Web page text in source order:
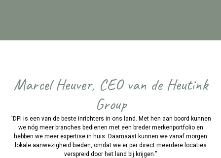
Marcel Heuver, CEO van de Heutink
Group
“DPI is een van de beste inrichters in ons land. Met hen aan boord kunnen
we nóg meer branches bedienen met een breder merkenportfolio en
hebben we meer expertise in huis. Daarnaast kunnen we vanaf morgen
lokale aanwezigheid bieden, omdat we er per direct meerdere locaties
verspreid door het land bij krijgen.”